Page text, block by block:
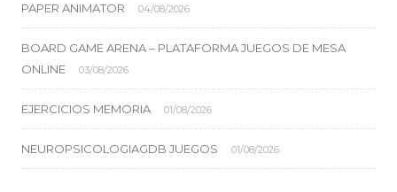
PAPER ANIMATOR 04/08/2026
BOARD GAME ARENA – PLATAFORMA JUEGOS DE MESA
ONLINE
03/08/2026
EJERCICIOS MEMORIA 01/08/2026
NEUROPSICOLOGIAGDB JUEGOS 01/08/2026